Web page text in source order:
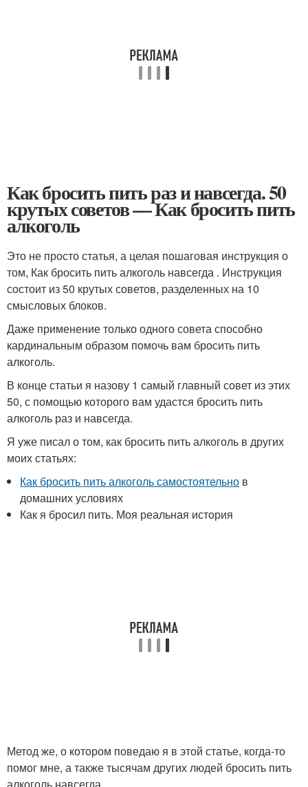
Как бросить пить раз и навсегда. 50
крутых советов — Как бросить пить
алкоголь
Это не просто статья, а целая пошаговая инструкция о
том, Как бросить пить алкоголь навсегда . Инструкция
состоит из 50 крутых советов, разделенных на 10
смысловых блоков.
Даже применение только одного совета способно
кардинальным образом помочь вам бросить пить
алкоголь.
В конце статьи я назову 1 самый главный совет из этих
50, с помощью которого вам удастся бросить пить
алкоголь раз и навсегда.
Я уже писал о том, как бросить пить алкоголь в других
моих статьях:
Как бросить пить алкоголь самостоятельно в
домашних условиях
Как я бросил пить. Моя реальная история
Метод же, о котором поведаю я в этой статье, когда-то
помог мне, а также тысячам других людей бросить пить